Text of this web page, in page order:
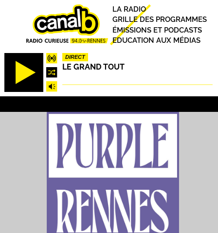
DIRECT
LE GRAND TOUT
Principal
LA RADIO
GRILLE DES PROGRAMMES
ÉMISSIONS ET PODCASTS
EDUCATION AUX MÉDIAS